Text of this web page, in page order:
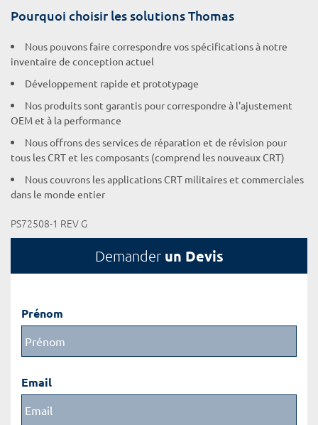
Pourquoi choisir les solutions Thomas
Nous pouvons faire correspondre vos spécifications à notre
inventaire de conception actuel
Développement rapide et prototypage
Nos produits sont garantis pour correspondre à l'ajustement
OEM et à la performance
Nous offrons des services de réparation et de révision pour
tous les CRT et les composants (comprend les nouveaux CRT)
Nous couvrons les applications CRT militaires et commerciales
dans le monde entier
PS72508-1 REV G
Demander un Devis
Prénom
Email